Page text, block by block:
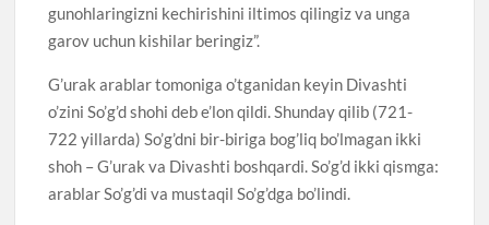
gunohlaringizni kechirishini iltimos qilingiz va unga
garov uchun kishilar beringiz”.
G’urak arablar tomoniga o’tganidan keyin Divashti
o’zini So’g’d shohi deb e’lon qildi. Shunday qilib (721-
722 yillarda) So’g’dni bir-biriga bog’liq bo’lmagan ikki
shoh – G’urak va Divashti boshqardi. So’g’d ikki qismga:
arablar So’g’di va mustaqil So’g’dga bo’lindi.